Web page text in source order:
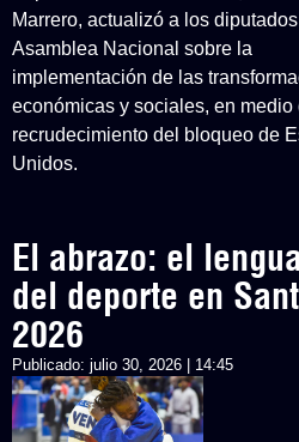
Marrero, actualizó a los
Asamblea Nacional sobre la
implementación de las
económicas y sociales, en medio
recrudecimiento del bloqueo de
Unidos.
El abrazo: el
del deporte en
2026
Publicado: julio 30, 2026 | 14:45